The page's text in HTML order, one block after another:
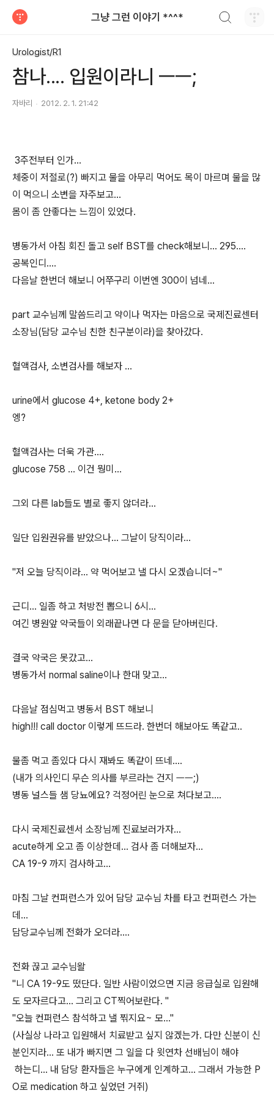
그냥 그런 이야기 *^^*
Urologist/R1
참나.... 입원이라니 ㅡㅡ;
자바리 2012. 2. 1. 21:42
3주전부터 인가...
체중이 저절로(?) 빠지고 물을 아무리 먹어도 목이 마르며 물을 많
이 먹으니 소변을 자주보고...
몸이 좀 안좋다는 느낌이 있었다.
병동가서 아침 회진 돌고 self BST를 check해보니... 295....
공복인디....
다음날 한번더 해보니 어쭈구리 이번엔 300이 넘네...
part 교수님께 말씀드리고 약이나 먹자는 마음으로 국제진료센터
소장님(담당 교수님 친한 친구분이라)을 찾아갔다.
혈액검사, 소변검사를 해보자 ...
urine에서 glucose 4+, ketone body 2+
엥?
혈액검사는 더욱 가관....
glucose 758 ... 이건 뭥미...
그외 다른 lab들도 별로 좋지 않더라...
일단 입원권유를 받았으나... 그날이 당직이라...
"저 오늘 당직이라... 약 먹어보고 낼 다시 오겠습니더~"
근디... 일좀 하고 처방전 뽑으니 6시...
여긴 병원앞 약국들이 외래끝나면 다 문을 닫아버린다.
결국 약국은 못갔고...
병동가서 normal saline이나 한대 맞고...
다음날 점심먹고 병동서 BST 해보니
high!!! call doctor 이렇게 뜨드라. 한번더 해보아도 똑같고..
물좀 먹고 좀있다 다시 재봐도 똑같이 뜨네....
(내가 의사인디 무슨 의사를 부르라는 건지 ㅡㅡ;)
병동 널스들 샘 당뇨에요? 걱정어린 눈으로 쳐다보고....
다시 국제진료센서 소장님께 진료보러가자...
acute하게 오고 좀 이상한데... 검사 좀 더해보자...
CA 19-9 까지 검사하고...
마침 그날 컨퍼런스가 있어 담당 교수님 차를 타고 컨퍼런스 가는
데...
담당교수님께 전화가 오더라....
전화 끊고 교수님왈
"니 CA 19-9도 떴단다. 일반 사람이었으면 지금 응급실로 입원해
도 모자르다고... 그리고 CT찍어보란다. "
"오늘 컨퍼런스 참석하고 낼 찎지요~ 모..."
(사실상 나라고 입원해서 치료받고 싶지 않겠는가. 다만 신분이 신
분인지라... 또 내가 빠지면 그 일을 다 윗연차 선배님이 해야
하는디... 내 담당 환자들은 누구에게 인계하고... 그래서 가능한 P
O로 medication 하고 싶었던 거쥐)